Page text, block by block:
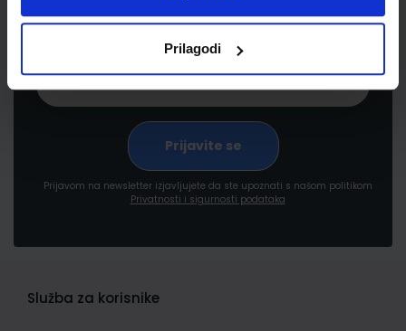
Prilagodi
pogodnostima
Prijavom na newsletter izjavljujete da ste upoznati s našom politikom
Privatnosti i sigurnosti podataka
Služba za korisnike